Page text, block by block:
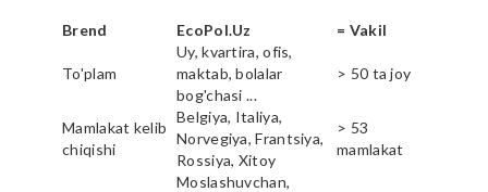
Brend EcoPol.Uz = Vakil
To'plam
Uy, kvartira, ofis,
maktab, bolalar
bog'chasi ...
> 50 ta joy
Mamlakat kelib
chiqishi
Belgiya, Italiya,
Norvegiya, Frantsiya,
Rossiya, Xitoy
> 53
mamlakat
Moslashuvchan,